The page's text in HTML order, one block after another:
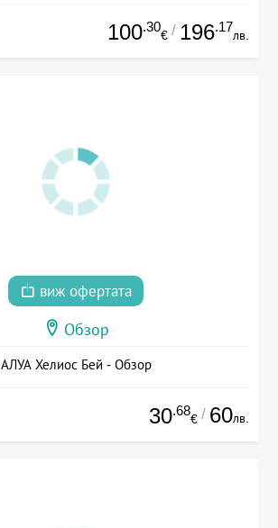
100.30
€ / 196.17
лв.
виж офертата
Обзор
АЛУА Хелиос Бей - Обзор
30.68
€ / 60лв.